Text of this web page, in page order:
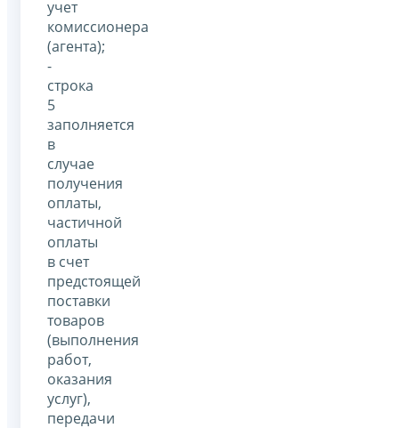
учет
комиссионера
(агента);
-
строка
5
заполняется
в
случае
получения
оплаты,
частичной
оплаты
в счет
предстоящей
поставки
товаров
(выполнения
работ,
оказания
услуг),
передачи